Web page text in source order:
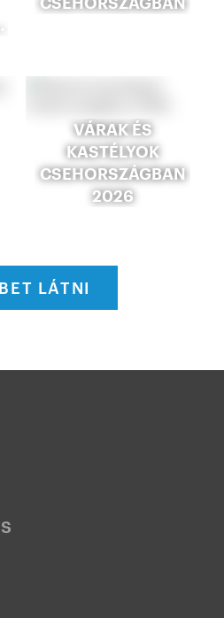
VÁRAK ÉS
KASTÉLYOK
CSEHORSZÁGBAN
2026
LÁTNI